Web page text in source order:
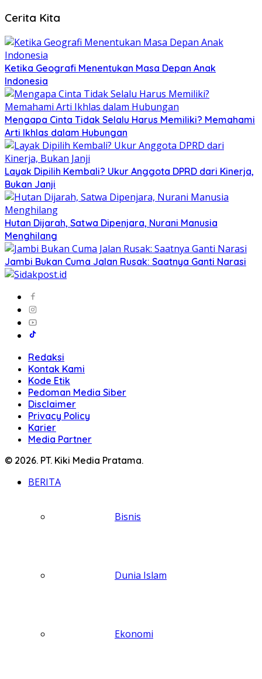
Cerita Kita
Ketika Geografi Menentukan Masa Depan Anak
Indonesia
Mengapa Cinta Tidak Selalu Harus Memiliki? Memahami
Arti Ikhlas dalam Hubungan
Layak Dipilih Kembali? Ukur Anggota DPRD dari Kinerja,
Bukan Janji
Hutan Dijarah, Satwa Dipenjara, Nurani Manusia
Menghilang
Jambi Bukan Cuma Jalan Rusak: Saatnya Ganti Narasi
Redaksi
Kontak Kami
Kode Etik
Pedoman Media Siber
Disclaimer
Privacy Policy
Karier
Media Partner
© 2026. PT. Kiki Media Pratama.
BERITA
Bisnis
Dunia Islam
Ekonomi